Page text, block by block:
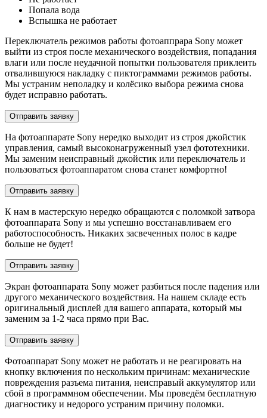
Попала вода
Вспышка не работает
Переключатель режимов работы фотоаппрара Sony может
выйти из строя после механического воздействия, попадания
влаги или после неудачной попытки пользователя приклеить
отвалившуюся накладку с пиктограммами режимов работы.
Мы устраним неполадку и колёсико выбора режима снова
будет исправно работать.
Отправить заявку
На фотоаппарате Sony нередко выходит из строя джойстик
управления, самый высоконагруженный узел фототехники.
Мы заменим неисправный джойстик или переключатель и
пользоваться фотоаппаратом снова станет комфортно!
Отправить заявку
К нам в мастерскую нередко обращаются с поломкой затвора
фотоаппарата Sony и мы успешно восстанавливаем его
работоспособность. Никаких засвеченных полос в кадре
больше не будет!
Отправить заявку
Экран фотоаппарата Sony может разбиться после падения или
другого механического воздействия. На нашем складе есть
оригинальный дисплей для вашего аппарата, который мы
заменим за 1-2 часа прямо при Вас.
Отправить заявку
Фотоаппарат Sony может не работать и не реагировать на
кнопку включения по нескольким причинам: механические
повреждения разъема питания, неисправый аккумулятор или
сбой в программном обеспечении. Мы проведём бесплатную
диагностику и недорого устраним причину поломки.